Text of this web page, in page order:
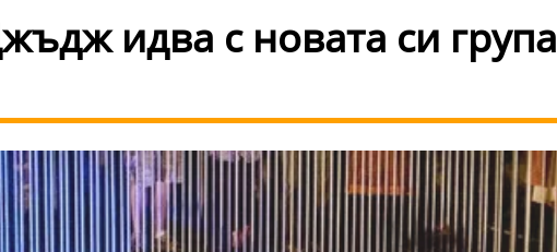
идва с новата си група